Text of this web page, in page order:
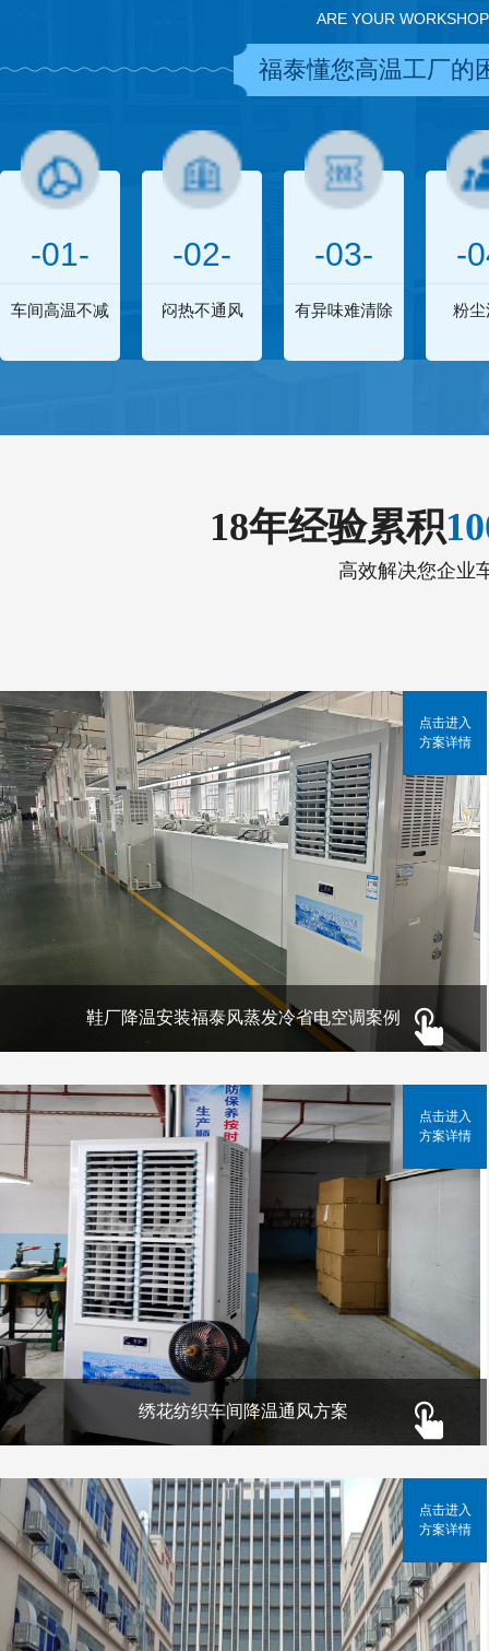
ARE YOUR
福泰懂您高温工厂的
-01-
车间高温不减
-02-
闷热不通风
-03-
有异味难清除
-
粉尘
18年经验累积
高效解决您企业
鞋厂降温安装福泰风蒸发冷省电空调案例
点击进入
方案详情
绣花纺织车间降温通风方案
点击进入
方案详情
点击进入
方案详情